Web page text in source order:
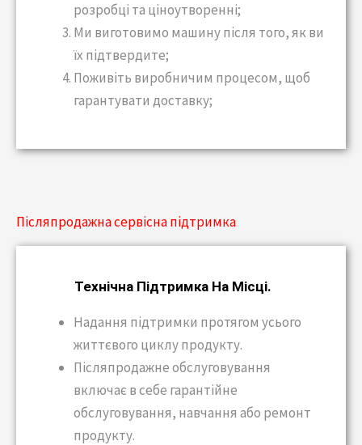
розробці та ціноутворенні;
Ми виготовимо машину після того, як ви
їх підтвердите;
Поживіть виробничим процесом, щоб
гарантувати доставку;
Післяпродажна сервісна підтримка
Технічна Підтримка На Місці.
Надання підтримки протягом усього
життєвого циклу продукту.
Післяпродажне обслуговування
включає в себе гарантійне
обслуговування, навчання або ремонт
продукту.